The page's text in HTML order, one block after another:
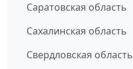
Саратовская область
Сахалинская область
Свердловская область